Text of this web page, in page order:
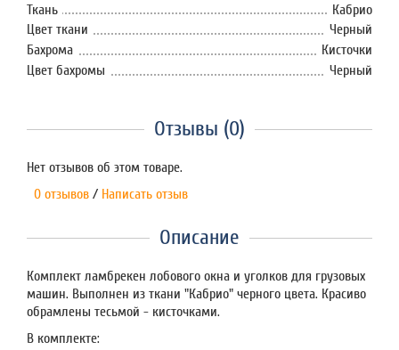
Ткань
Кабрио
Цвет ткани
Черный
Бахрома
Кисточки
Цвет бахромы
Черный
Отзывы (0)
Нет отзывов об этом товаре.
0 отзывов / Написать отзыв
Описание
Комплект ламбрекен лобового окна и уголков для грузовых
машин. Выполнен из ткани "Кабрио" черного цвета. Красиво
обрамлены тесьмой - кисточками.
В комплекте: